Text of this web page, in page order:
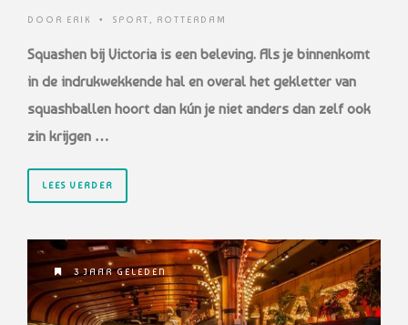
DOOR ERIK • SPORT, ROTTERDAM
Squashen bij Victoria is een beleving. Als je binnenkomt
in de indrukwekkende hal en overal het gekletter van
squashballen hoort dan kún je niet anders dan zelf ook
zin krijgen …
LEES VERDER
3 JAAR GELEDEN